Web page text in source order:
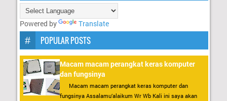
Powered by Translate
POPULAR POSTS
Macam macam perangkat keras komputer
dan fungsinya
Macam macam perangkat keras komputer dan
fungsinya Assalamu’alaikum Wr Wb Kali ini saya akan